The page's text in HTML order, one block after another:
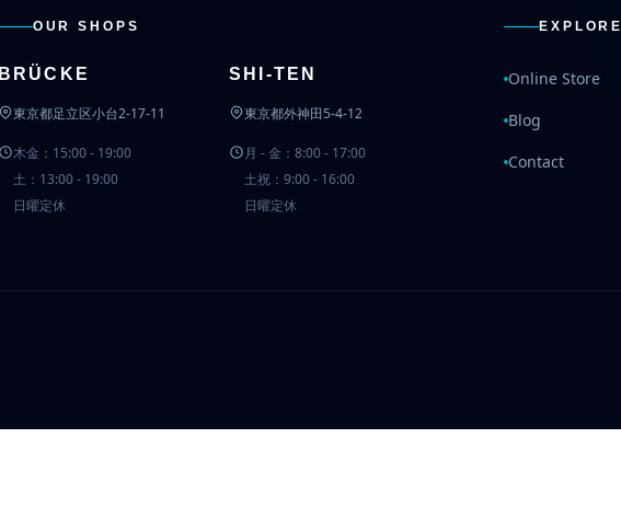
OUR SHOPS
BRÜCKE
東京都足立区小台2-17-11
木金：15:00 - 19:00
土：13:00 - 19:00
日曜定休
SHI-TEN
東京都外神田5-4-12
月 - 金：8:00 - 17:00
土祝：9:00 - 16:00
日曜定休
EXPLORE
Online Store
Blog
Contact